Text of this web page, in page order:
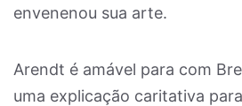
envenenou sua arte.
Arendt é amável para com
uma explicação caritativa